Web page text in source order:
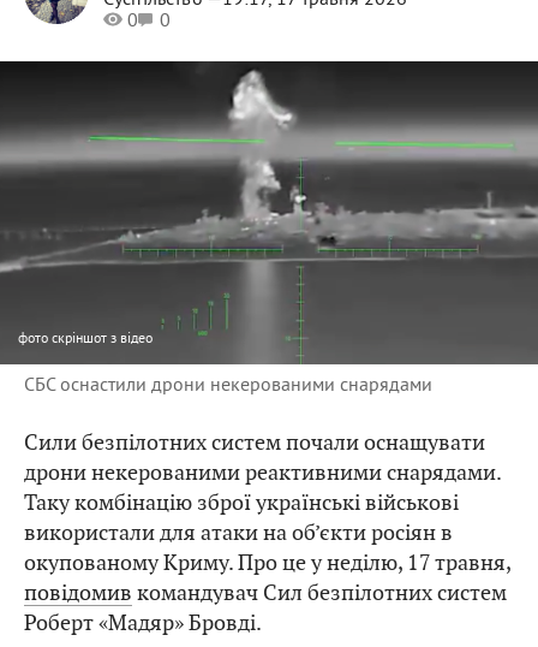
0
0
фото скріншот з відео
СБС оснастили дрони некерованими снарядами
Сили безпілотних систем почали оснащувати
дрони некерованими реактивними снарядами.
Таку комбінацію зброї українські військові
використали для атаки на об’єкти росіян в
окупованому Криму. Про це у неділю, 17 травня,
повідомив командувач Сил безпілотних систем
Роберт «Мадяр» Бровді.